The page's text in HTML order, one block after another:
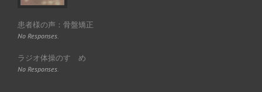
患者様の声：骨盤矯正
No Responses.
ラジオ体操のすゝめ
No Responses.